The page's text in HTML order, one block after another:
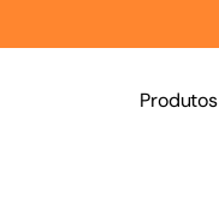
Produtos